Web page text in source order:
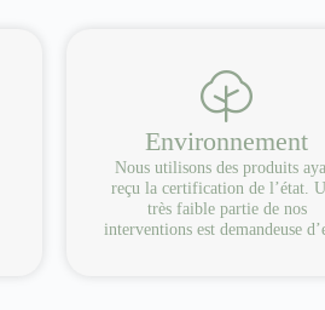
Environnement
Nous utilisons des produits
reçu la certification de l’état.
très faible partie de nos
interventions est demandeuse